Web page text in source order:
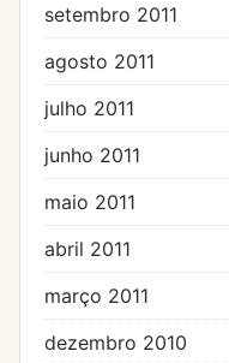
setembro 2011
agosto 2011
julho 2011
junho 2011
maio 2011
abril 2011
março 2011
dezembro 2010